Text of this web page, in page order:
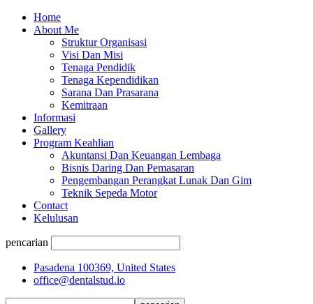
Home
About Me
Struktur Organisasi
Visi Dan Misi
Tenaga Pendidik
Tenaga Kependidikan
Sarana Dan Prasarana
Kemitraan
Informasi
Gallery
Program Keahlian
Akuntansi Dan Keuangan Lembaga
Bisnis Daring Dan Pemasaran
Pengembangan Perangkat Lunak Dan Gim
Teknik Sepeda Motor
Contact
Kelulusan
pencarian
Pasadena 100369, United States
office@dentalstud.io